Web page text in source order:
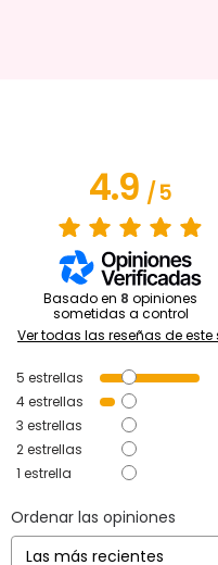
4.9/5
Basado en 8 opiniones
sometidas a control
Ver todas las reseñas de este
5 estrellas
4estrellas
3 estrellas
2estrellas
1 estrella
Ordenar las opiniones